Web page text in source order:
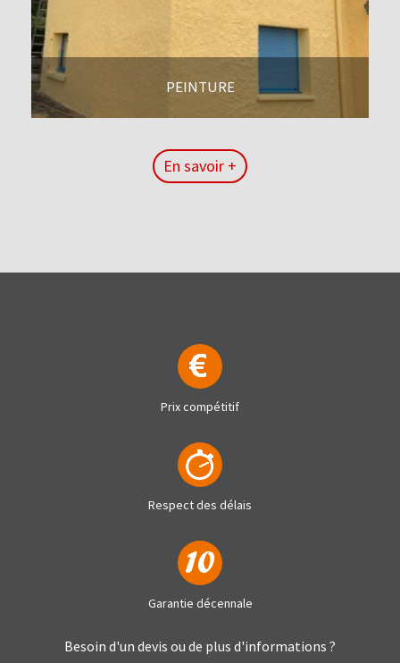
PEINTURE
En savoir +
Prix compétitif
Respect des délais
Garantie décennale
Besoin d'un devis ou de plus d'informations ?